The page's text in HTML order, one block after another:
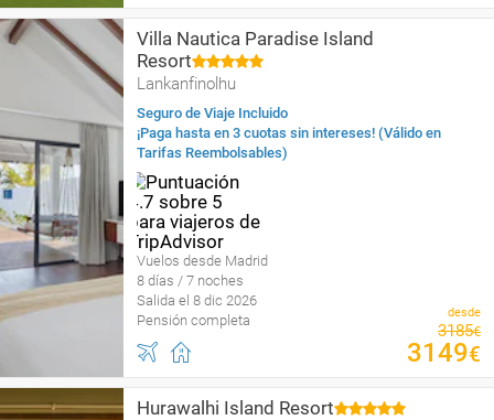
Villa Nautica Paradise Island
Resort
Lankanfinolhu
Seguro de Viaje Incluido
¡Paga hasta en 3 cuotas sin intereses! (Válido en
Tarifas Reembolsables)
Vuelos desde Madrid
8 días / 7 noches
Salida el 8 dic 2026
Pensión completa
desde
3185€
3149€
Hurawalhi Island Resort